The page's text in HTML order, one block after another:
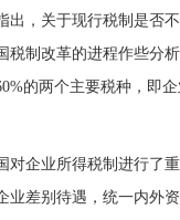
，关于现行税制是否不
税制改革的进程作些分
的两个主要税种，即
企业所得税制进行了重
业差别待遇，统一内外